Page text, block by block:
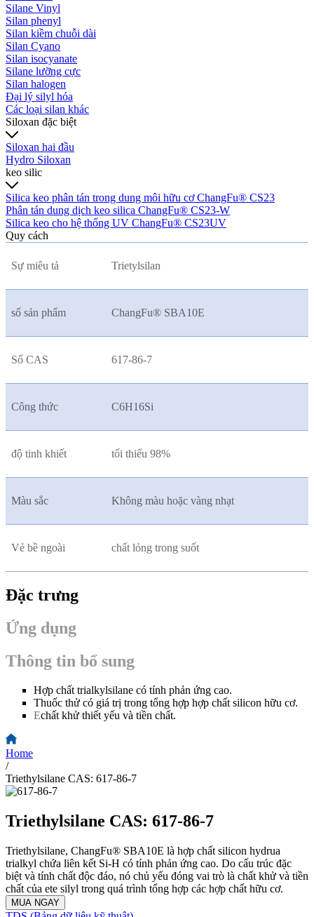
Silane Vinyl
Silan phenyl
Silan kiềm chuỗi dài
Silan Cyano
Silan isocyanate
Silane lưỡng cực
Silan halogen
Đại lý silyl hóa
Các loại silan khác
Siloxan đặc biệt
Siloxan hai đầu
Hydro Siloxan
keo silic
Silica keo phân tán trong dung môi hữu cơ ChangFu® CS23
Phân tán dung dịch keo silica ChangFu® CS23-W
Silica keo cho hệ thống UV ChangFu® CS23UV
Quy cách
Sự miêu tả Trietylsilan
số sản phẩm ChangFu® SBA10E
Số CAS 617-86-7
Công thức C6H16Si
độ tinh khiết tối thiểu 98%
Màu sắc Không màu hoặc vàng nhạt
Vẻ bề ngoài chất lỏng trong suốt
Đặc trưng
Ứng dụng
Thông tin bổ sung
Hợp chất trialkylsilane có tính phản ứng cao.
Thuốc thử có giá trị trong tổng hợp hợp chất silicon hữu cơ.
Echất khử thiết yếu và tiền chất.
Home
/
Triethylsilane CAS: 617-86-7
Triethylsilane CAS: 617-86-7
Triethylsilane, ChangFu® SBA10E là hợp chất silicon hydrua
trialkyl chứa liên kết Si-H có tính phản ứng cao. Do cấu trúc đặc
biệt và tính chất độc đáo, nó chủ yếu đóng vai trò là chất khử và tiền
chất của ete silyl trong quá trình tổng hợp các hợp chất hữu cơ.
MUA NGAY